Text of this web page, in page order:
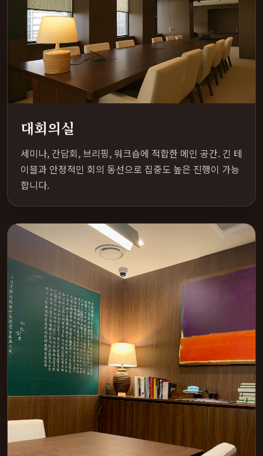
대회의실
세미나, 간담회, 브리핑, 워크숍에 적합한 메인 공간. 긴 테
이블과 안정적인 회의 동선으로 집중도 높은 진행이 가능
합니다.